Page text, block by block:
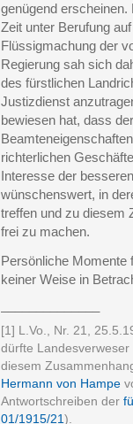
genügend
Zeit unter Berufung
Flüssigmachung der
Regierung sah sich
des fürstlichen
Justizdienst
bewiesen hat, dass
richterlichen
Interesse der
wünschenswert, in
treffen und zu diesem
frei zu machen.
Persönliche Momente
keiner Weise in
[1] L.Vo., Nr. 21,
dürfte Landesverweser
diesem
Hermann von Hampe
Antwortschreiben der
01/1915/21).